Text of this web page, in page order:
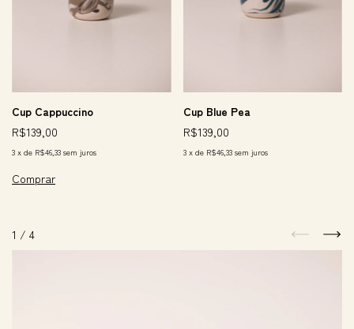
Cup Cappuccino
R$139,00
3 x de R$46,33 sem juros
Cup Blue Pea
R$139,00
3 x de R$46,33 sem juros
1 / 4